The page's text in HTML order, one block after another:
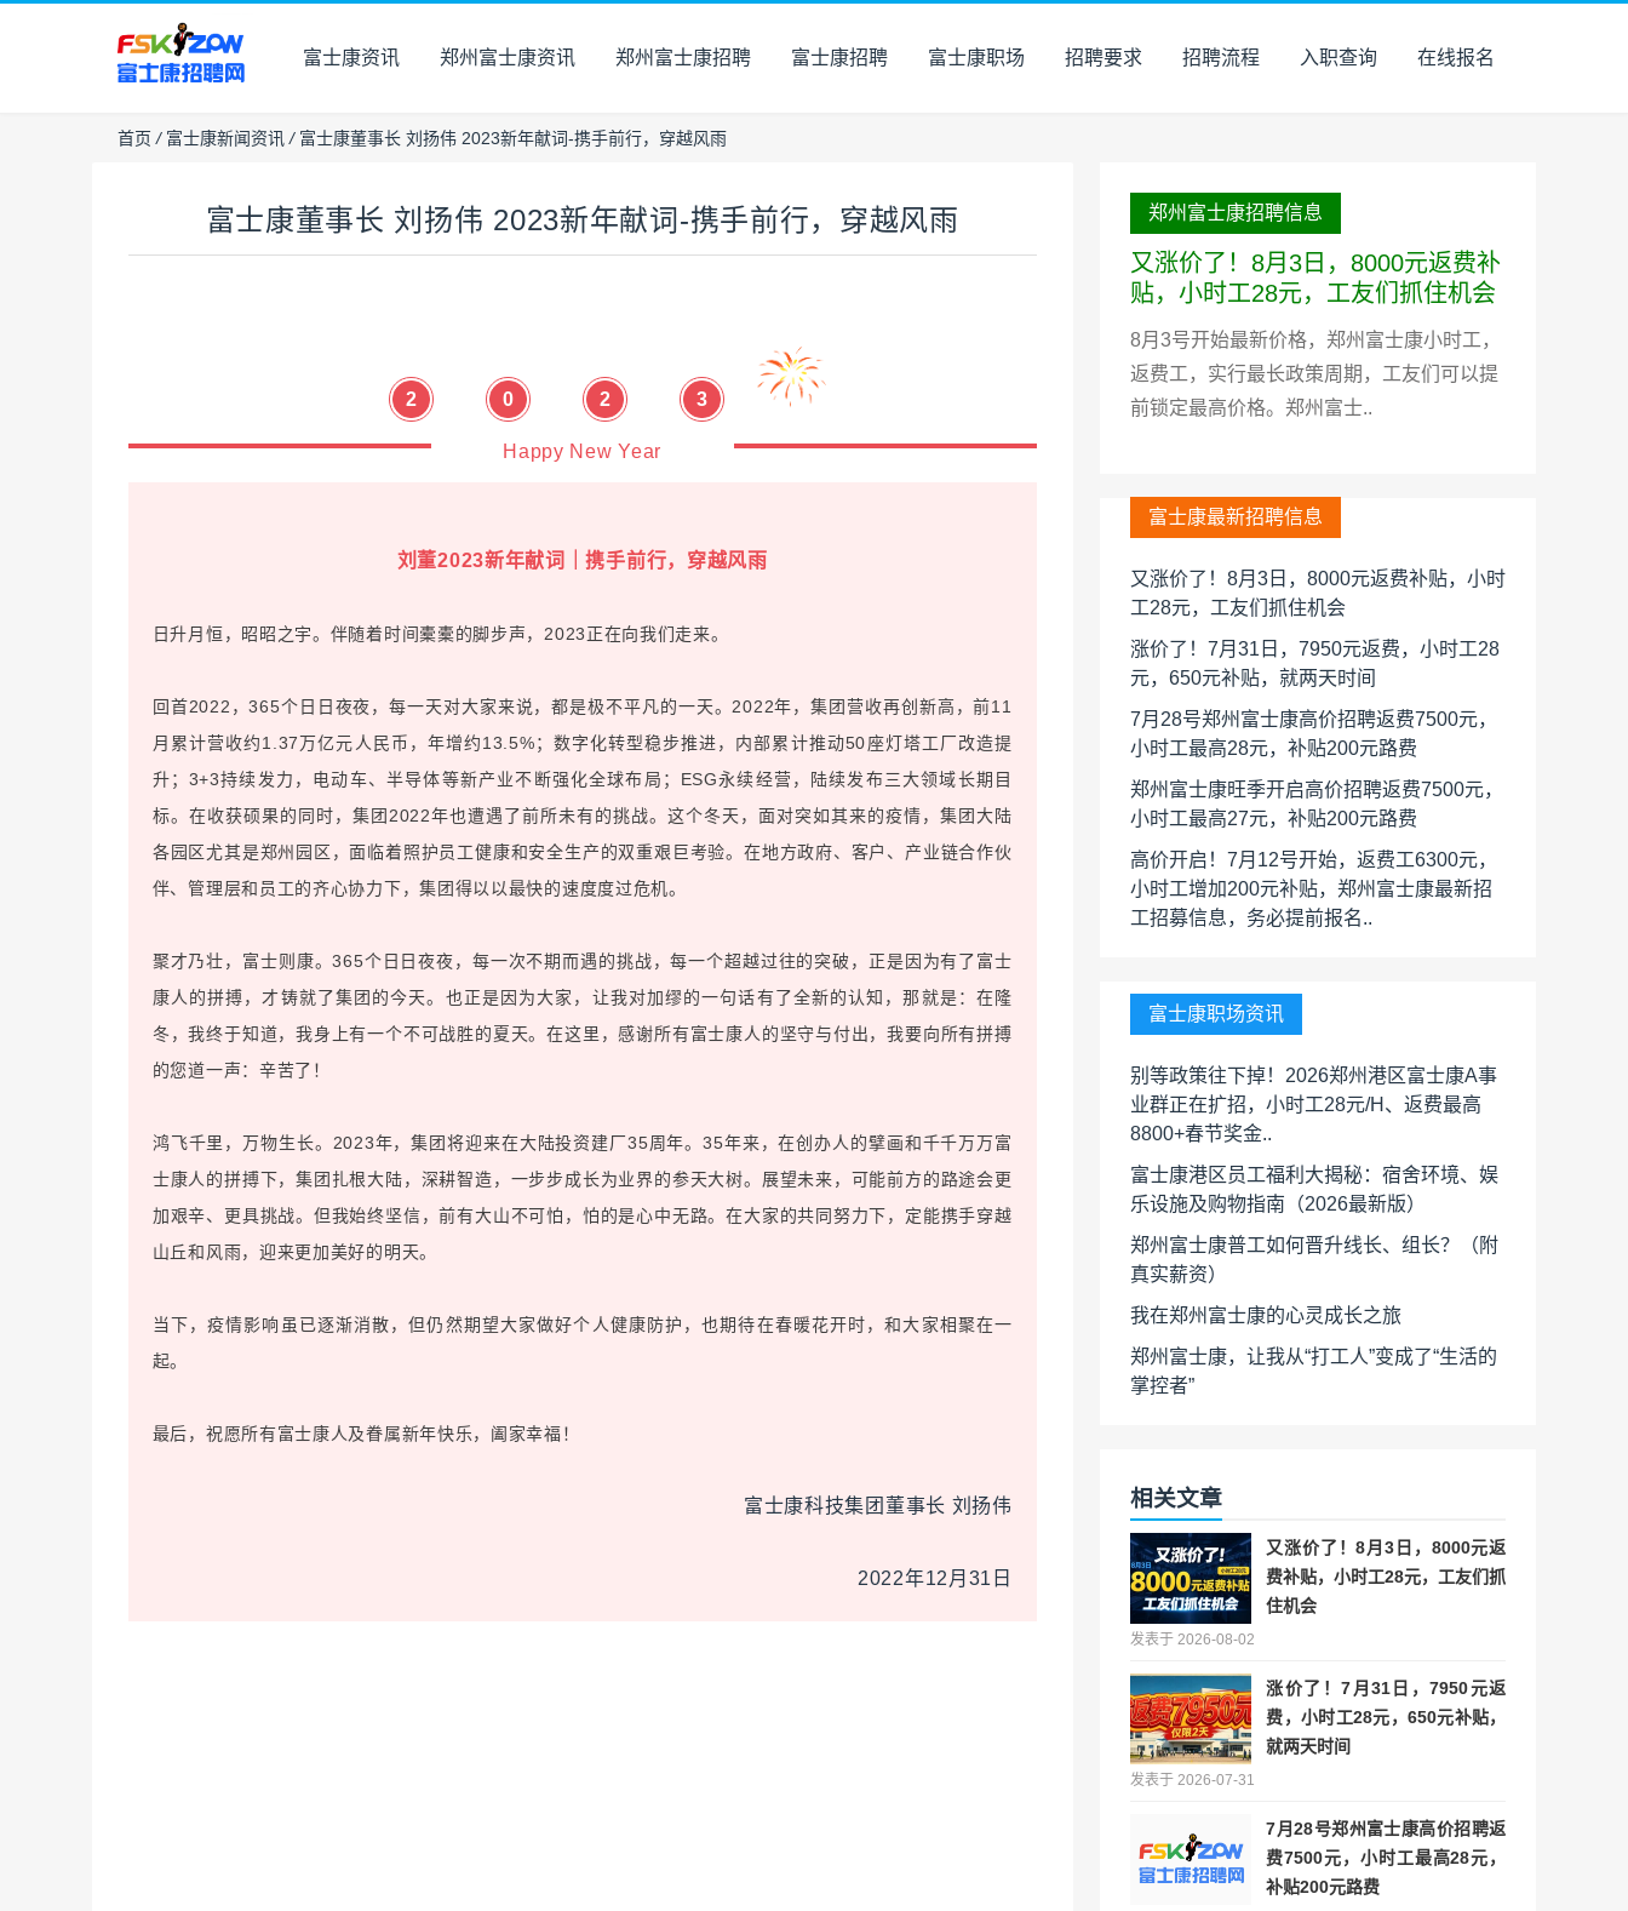
富士康资讯 郑州富士康资讯 郑州富士康招聘 富士康招聘 富士康职场 招聘要求 招聘流程 入职查询 在线报名
首页 / 富士康新闻资讯 / 富士康董事长 刘扬伟 2023新年献词-携手前行，穿越风雨
富士康董事长 刘扬伟 2023新年献词-携手前行，穿越风雨
2 0 2 3
Happy New Year
刘董2023新年献词｜携手前行，穿越风雨
日升月恒，昭昭之宇。伴随着时间橐橐的脚步声，2023正在向我们走来。
回首2022，365个日日夜夜，每一天对大家来说，都是极不平凡的一天。2022年，集团营收再创新高，前11
月累计营收约1.37万亿元人民币，年增约13.5%；数字化转型稳步推进，内部累计推动50座灯塔工厂改造提
升；3+3持续发力，电动车、半导体等新产业不断强化全球布局；ESG永续经营，陆续发布三大领域长期目
标。在收获硕果的同时，集团2022年也遭遇了前所未有的挑战。这个冬天，面对突如其来的疫情，集团大陆
各园区尤其是郑州园区，面临着照护员工健康和安全生产的双重艰巨考验。在地方政府、客户、产业链合作伙
伴、管理层和员工的齐心协力下，集团得以以最快的速度度过危机。
聚才乃壮，富士则康。365个日日夜夜，每一次不期而遇的挑战，每一个超越过往的突破，正是因为有了富士
康人的拼搏，才铸就了集团的今天。也正是因为大家，让我对加缪的一句话有了全新的认知，那就是：在隆
冬，我终于知道，我身上有一个不可战胜的夏天。在这里，感谢所有富士康人的坚守与付出，我要向所有拼搏
的您道一声：辛苦了！
鸿飞千里，万物生长。2023年，集团将迎来在大陆投资建厂35周年。35年来，在创办人的擘画和千千万万富
士康人的拼搏下，集团扎根大陆，深耕智造，一步步成长为业界的参天大树。展望未来，可能前方的路途会更
加艰辛、更具挑战。但我始终坚信，前有大山不可怕，怕的是心中无路。在大家的共同努力下，定能携手穿越
山丘和风雨，迎来更加美好的明天。
当下，疫情影响虽已逐渐消散，但仍然期望大家做好个人健康防护，也期待在春暖花开时，和大家相聚在一
起。
最后，祝愿所有富士康人及眷属新年快乐，阖家幸福！
富士康科技集团董事长 刘扬伟
2022年12月31日
郑州富士康招聘信息
又涨价了！8月3日，8000元返费补
贴，小时工28元，工友们抓住机会
8月3号开始最新价格，郑州富士康小时工，
返费工，实行最长政策周期，工友们可以提
前锁定最高价格。郑州富士..
富士康最新招聘信息
又涨价了！8月3日，8000元返费补贴，小时
工28元，工友们抓住机会
涨价了！7月31日，7950元返费，小时工28
元，650元补贴，就两天时间
7月28号郑州富士康高价招聘返费7500元，
小时工最高28元，补贴200元路费
郑州富士康旺季开启高价招聘返费7500元，
小时工最高27元，补贴200元路费
高价开启！7月12号开始，返费工6300元，
小时工增加200元补贴，郑州富士康最新招
工招募信息，务必提前报名..
富士康职场资讯
别等政策往下掉！2026郑州港区富士康A事
业群正在扩招，小时工28元/H、返费最高
8800+春节奖金..
富士康港区员工福利大揭秘：宿舍环境、娱
乐设施及购物指南（2026最新版）
郑州富士康普工如何晋升线长、组长？（附
真实薪资）
我在郑州富士康的心灵成长之旅
郑州富士康，让我从“打工人”变成了“生活的
掌控者”
相关文章
又涨价了！8月3日，8000元返
费补贴，小时工28元，工友们抓
住机会
发表于 2026-08-02
涨价了！7月31日，7950元返
费，小时工28元，650元补贴，
就两天时间
发表于 2026-07-31
7月28号郑州富士康高价招聘返
费7500元，小时工最高28元，
补贴200元路费